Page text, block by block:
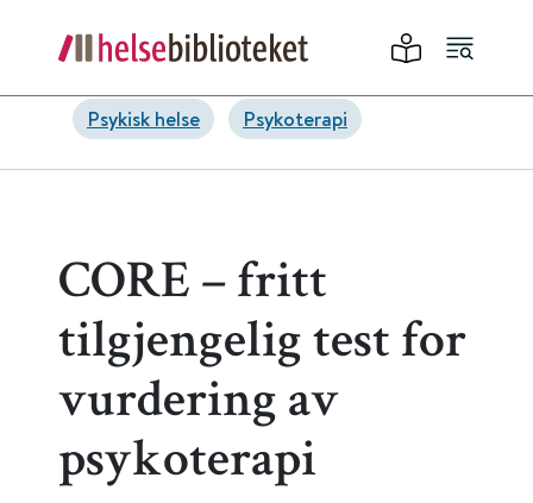
Psykisk helse Psykoterapi
CORE – fritt
tilgjengelig test for
vurdering av
psykoterapi